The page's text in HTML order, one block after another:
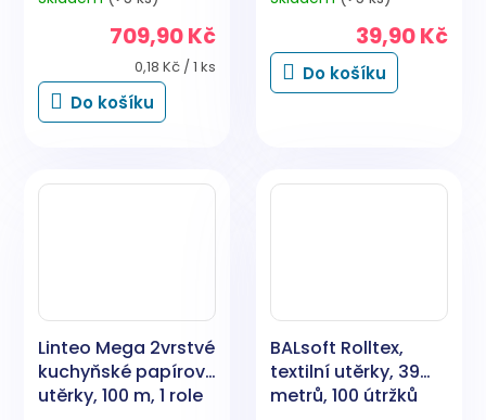
709,90 Kč
Měrná
cena:
0,18 Kč / 1 ks
Do košíku
39,90 Kč
Do košíku
Linteo Mega 2vrstvé
kuchyňské papírové
utěrky, 100 m, 1 role
BALsoft Rolltex,
textilní utěrky, 39
metrů, 100 útržků